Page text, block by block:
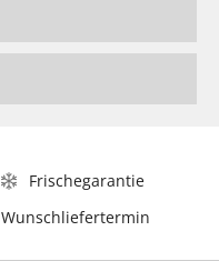
Frischegarantie
Wunschliefertermin